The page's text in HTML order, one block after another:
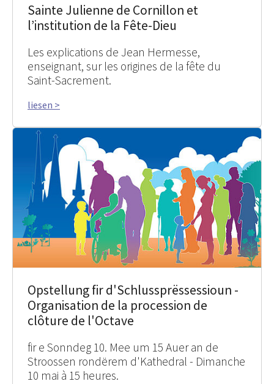
Sainte Julienne de Cornillon et
l’institution de la Fête-Dieu
Les explications de Jean Hermesse,
enseignant, sur les origines de la fête du
Saint-Sacrement.
liesen >
Opstellung fir d'Schlussprëssessioun -
Organisation de la procession de
clôture de l'Octave
fir e Sonndeg 10. Mee um 15 Auer an de
Stroossen rondërem d'Kathedral - Dimanche
10 mai à 15 heures.